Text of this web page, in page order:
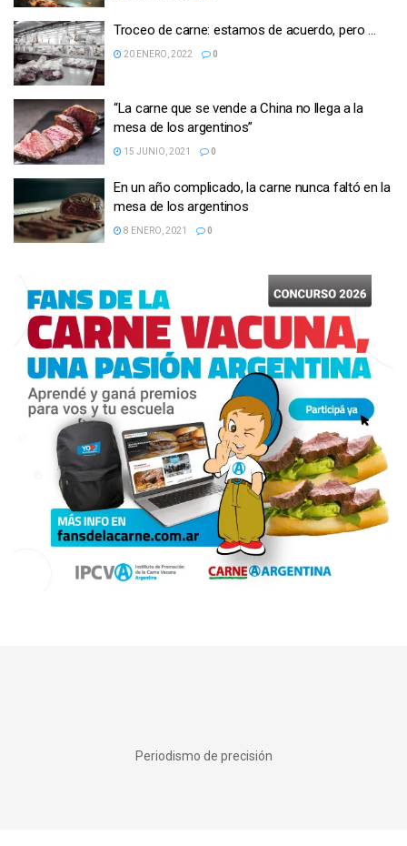
Troceo de carne: estamos de acuerdo, pero …
20 ENERO, 2022 0
“La carne que se vende a China no llega a la
mesa de los argentinos”
15 JUNIO, 2021 0
En un año complicado, la carne nunca faltó en la
mesa de los argentinos
8 ENERO, 2021 0
Periodismo de precisión